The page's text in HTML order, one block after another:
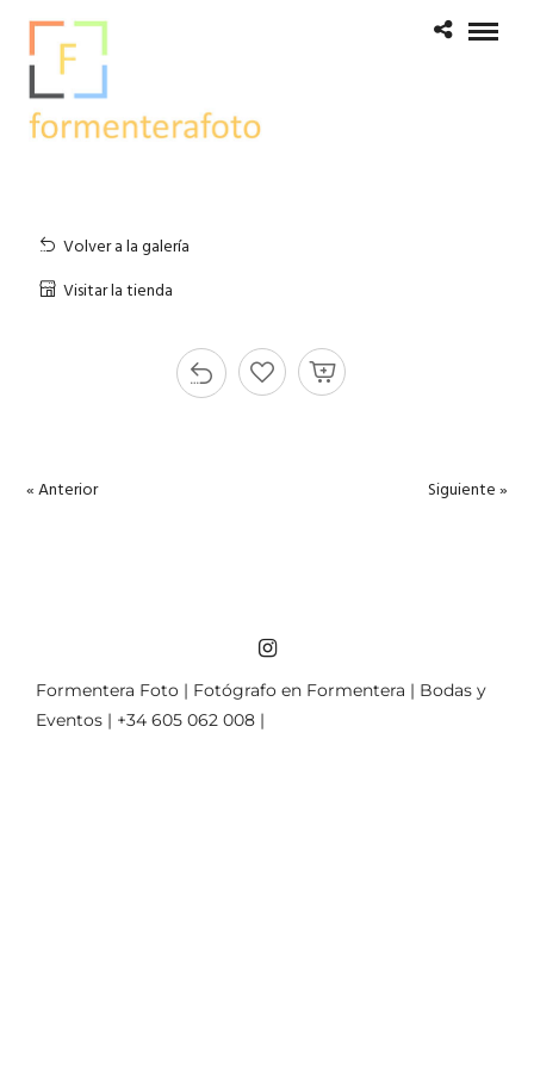
Volver a la galería
Visitar la tienda
« Anterior Siguiente »
Formentera Foto | Fotógrafo en Formentera | Bodas y
Eventos | +34 605 062 008 |